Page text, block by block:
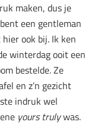
maken, dus je
een gentleman
ook bij. Ik ken
winterdag ooit een
bestelde. Ze
en z’n gezicht
indruk wel
yours trulywas.